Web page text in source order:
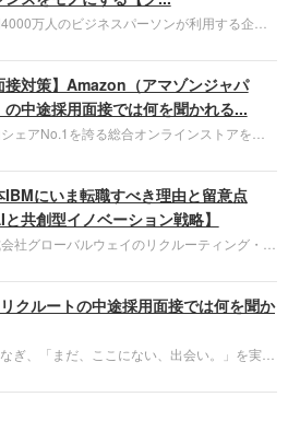
万人のビジネスパーソンが利用する企業
するイチオシ企業をご紹介します。今回はク
ド型CRMプラットフォームを提供する
Japan（ハブスポット・ジャパン）株式会
。採用面接対策の企業研究にご活用くださ
接対策】Amazon（アマゾンジャパ
の中途採用面接では何を聞かれる...
ェアNo.1を誇る総合オンラインストアを運
な存在感を持つAmazon。中途採用面接では
具体的な業務成果やリーダーシップの発揮、
からの学びが重視され、人間性やカルチャーフ
も評価対象となり、長期的に成長できる仲間
かを多角的に審査されます。
IBMにいま転職すべき理由と留意点
と共創型イノベーション戦略】
社グローバルウェイのリクルーティング・パ
ンが利用する企業口コミサイト「キャリコ
転職エージェントがお勧めするイチオシ企業
す。採用面接対策の企業研究にご活用くださ
リクルートの中途採用面接では何を聞か
ぎ、「まだ、ここにない、出会い。」を実現
を具体的に問われるほか、「人間性」も評価